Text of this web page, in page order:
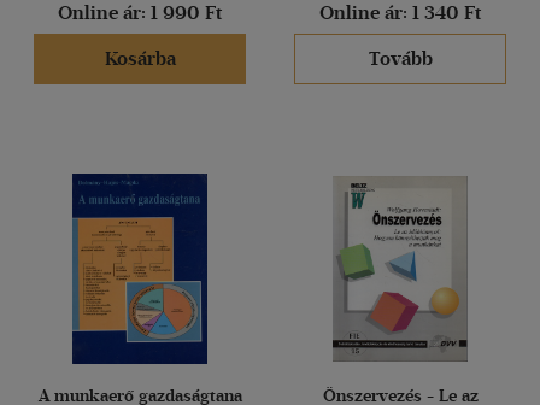
Online ár: 1 990 Ft
Kosárba
Online ár: 1 340 Ft
Tovább
A munkaerő gazdaságtana Önszervezés - Le az